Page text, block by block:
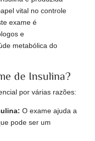
vital no controle
exame é
e
metabólica do
de Insulina?
por várias razões:
O exame ajuda a
pode ser um